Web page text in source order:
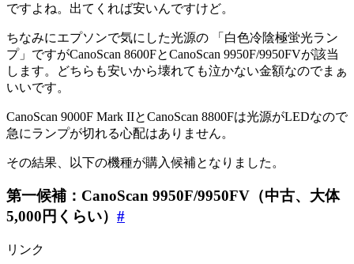
ですよね。出てくれば安いんですけど。
ちなみにエプソンで気にした光源の 「白色冷陰極蛍光ラン
プ」ですがCanoScan 8600FとCanoScan 9950F/9950FVが該当
します。どちらも安いから壊れても泣かない金額なのでまぁ
いいです。
CanoScan 9000F Mark IIとCanoScan 8800Fは光源がLEDなので
急にランプが切れる心配はありません。
その結果、以下の機種が購入候補となりました。
第一候補：CanoScan 9950F/9950FV（中古、大体
5,000円くらい） #
リンク